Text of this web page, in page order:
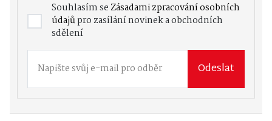
Souhlasím seZásadami zpracování osobních
údajůpro zasílání novinek a obchodních
sdělení
Odeslat